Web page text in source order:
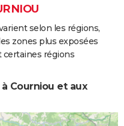
1982 5 j Oui
selon les régions,
zones plus exposées
certaines régions
Courniou et aux